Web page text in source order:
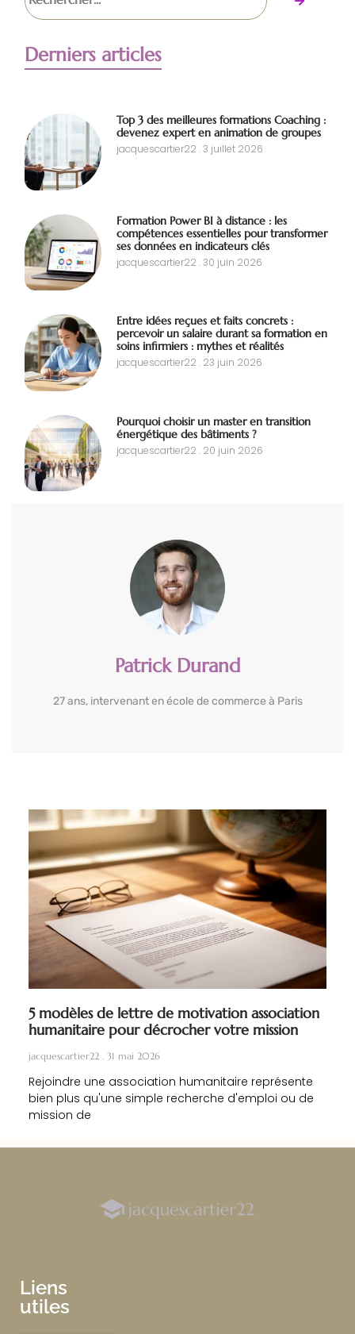
Derniers articles
Top 3 des meilleures formations Coaching :
devenez expert en animation de groupes
jacquescartier22 3 juillet 2026
Formation Power BI à distance : les
compétences essentielles pour transformer
ses données en indicateurs clés
jacquescartier22 30 juin 2026
Entre idées reçues et faits concrets :
percevoir un salaire durant sa formation en
soins infirmiers : mythes et réalités
jacquescartier22 23 juin 2026
Pourquoi choisir un master en transition
énergétique des bâtiments ?
jacquescartier22 20 juin 2026
Patrick Durand
27 ans, intervenant en école de commerce à Paris
5 modèles de lettre de motivation association
humanitaire pour décrocher votre mission
jacquescartier22 31 mai 2026
Rejoindre une association humanitaire représente
bien plus qu'une simple recherche d'emploi ou de
mission de
Liens
utiles